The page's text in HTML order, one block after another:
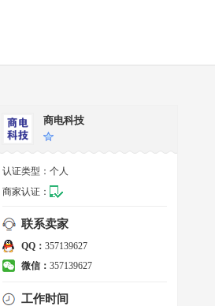
商电科技
认证类型： 个人
商家认证：
联系卖家
QQ： 357139627
微信： 357139627
工作时间